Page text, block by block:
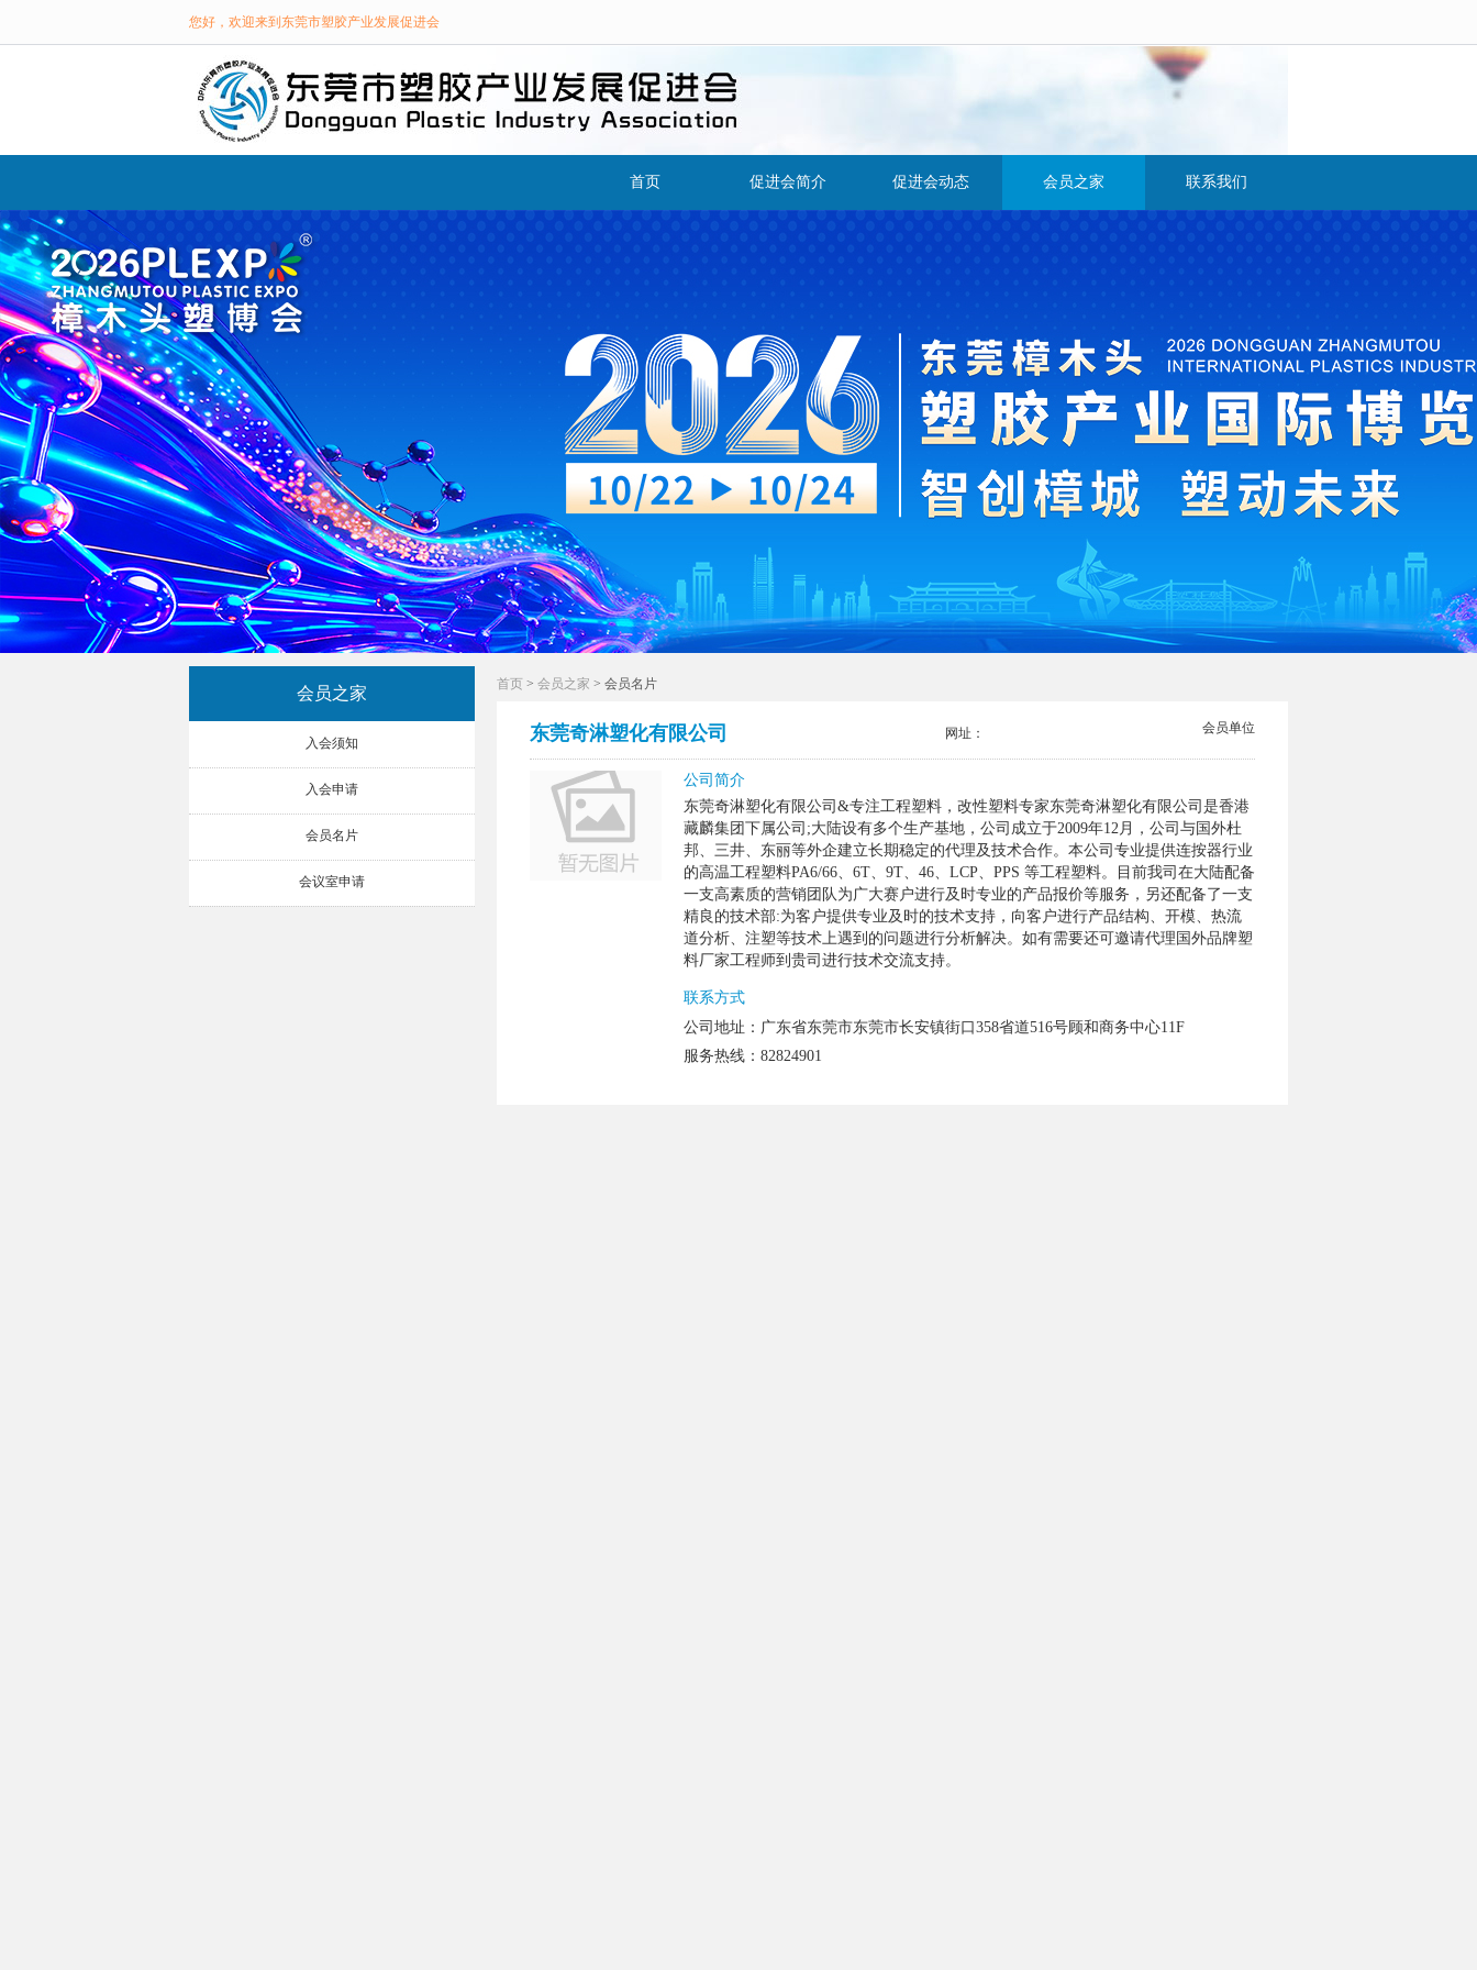
您好，欢迎来到东莞市塑胶产业发展促进会
首页 促进会简介
理事会成员
发展历程
促进会动态
通知公告
会员之家
会员名片
会议室申请
联系我们
会员之家
入会须知
入会申请
会员名片
会议室申请
首页 > 会员之家 > 会员名片
东莞奇淋塑化有限公司 网址： 会员单位
公司简介
东莞奇淋塑化有限公司&专注工程塑料，改性塑料专家东莞奇淋塑化有限公司是香港
藏麟集团下属公司;大陆设有多个生产基地，公司成立于2009年12月，公司与国外杜
邦、三井、东丽等外企建立长期稳定的代理及技术合作。本公司专业提供连按器行业
的高温工程塑料PA6/66、6T、9T、46、LCP、PPS 等工程塑料。目前我司在大陆配备
一支高素质的营销团队为广大赛户进行及时专业的产品报价等服务，另还配备了一支
精良的技术部:为客户提供专业及时的技术支持，向客户进行产品结构、开模、热流
道分析、注塑等技术上遇到的问题进行分析解决。如有需要还可邀请代理国外品牌塑
料厂家工程师到贵司进行技术交流支持。
联系方式
公司地址：广东省东莞市东莞市长安镇街口358省道516号顾和商务中心11F
服务热线：82824901